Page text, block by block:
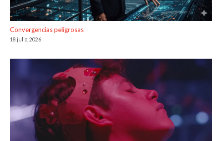
Convergencias peligrosas
18 julio, 2026